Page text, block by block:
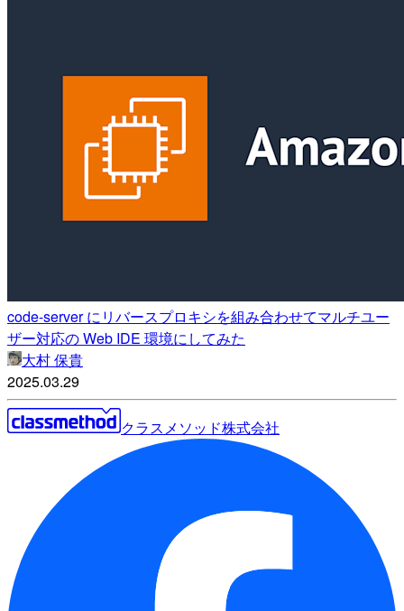
code-server にリバースプロキシを組み合わせてマルチユー
ザー対応の Web IDE 環境にしてみた
大村 保貴
2025.03.29
クラスメソッド株式会社